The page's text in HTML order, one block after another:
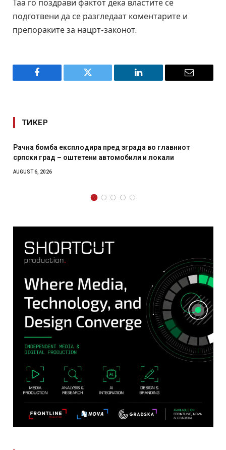
Таа го поздрави фактот дека властите се
подготвени да се разгледаат коментарите и
препораките за нацрт-законoт.
Facebook Twitter LinkedIn Email
ТИКЕР
во главниот
и локали
И Данска се милитарилизира –
месечна воена